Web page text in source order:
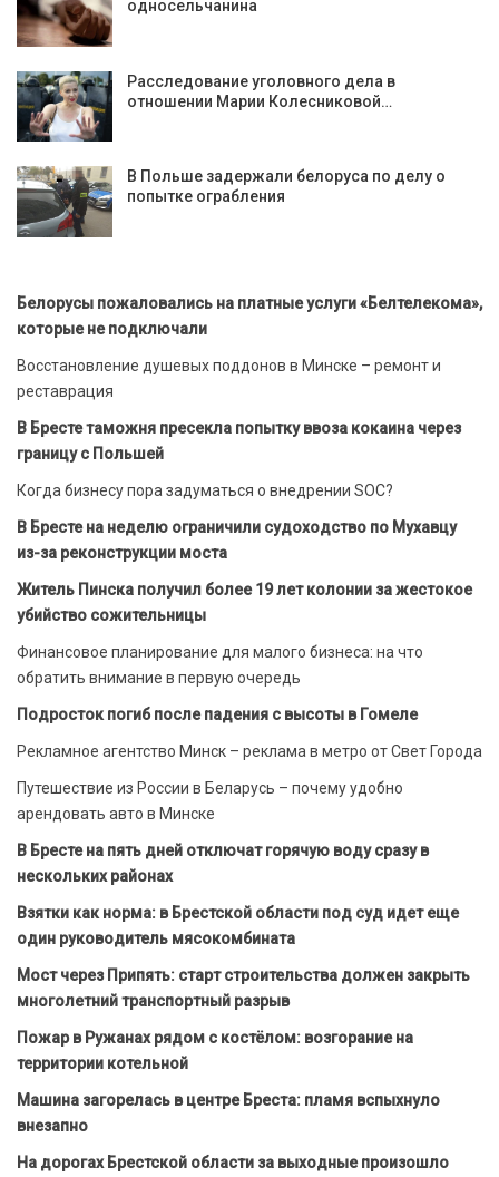
односельчанина
Расследование уголовного дела в
отношении Марии Колесниковой…
В Польше задержали белоруса по делу о
попытке ограбления
Белорусы пожаловались на платные услуги «Белтелекома»,
которые не подключали
Восстановление душевых поддонов в Минске – ремонт и
реставрация
В Бресте таможня пресекла попытку ввоза кокаина через
границу с Польшей
Когда бизнесу пора задуматься о внедрении SOC?
В Бресте на неделю ограничили судоходство по Мухавцу
из-за реконструкции моста
Житель Пинска получил более 19 лет колонии за жестокое
убийство сожительницы
Финансовое планирование для малого бизнеса: на что
обратить внимание в первую очередь
Подросток погиб после падения с высоты в Гомеле
Рекламное агентство Минск – реклама в метро от Свет Города
Путешествие из России в Беларусь – почему удобно
арендовать авто в Минске
В Бресте на пять дней отключат горячую воду сразу в
нескольких районах
Взятки как норма: в Брестской области под суд идет еще
один руководитель мясокомбината
Мост через Припять: старт строительства должен закрыть
многолетний транспортный разрыв
Пожар в Ружанах рядом с костёлом: возгорание на
территории котельной
Машина загорелась в центре Бреста: пламя вспыхнуло
внезапно
На дорогах Брестской области за выходные произошло